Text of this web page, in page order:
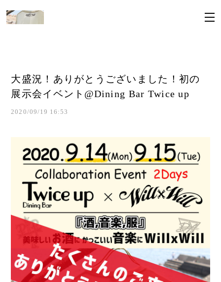
大盛況！ありがとうございました！初の
展示会イベント@Dining Bar Twice up
2020/09/19 16:53